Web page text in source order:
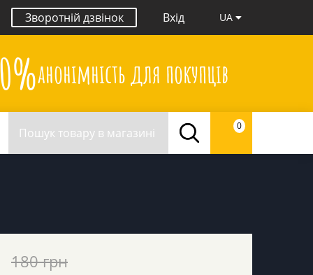
Зворотній дзвінок Вхід UA
анонімність для покупців
0
180 грн